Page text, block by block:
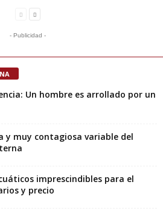
- Publicidad -
Un hombre es arrollado por un
y muy contagiosa variable del
imprescindibles para el
y precio